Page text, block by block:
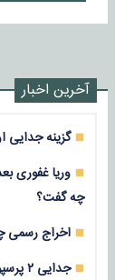
آخرین اخبار
گزینه جدایی
وریا غفوری
چه گفت؟
اخراج رسمی
جدایی ۲ پرسپولیسی و استقلالی در یک روز